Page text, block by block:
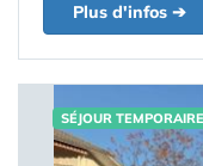
Plus d'infos ➔
SÉJOUR TEMPORAIRE